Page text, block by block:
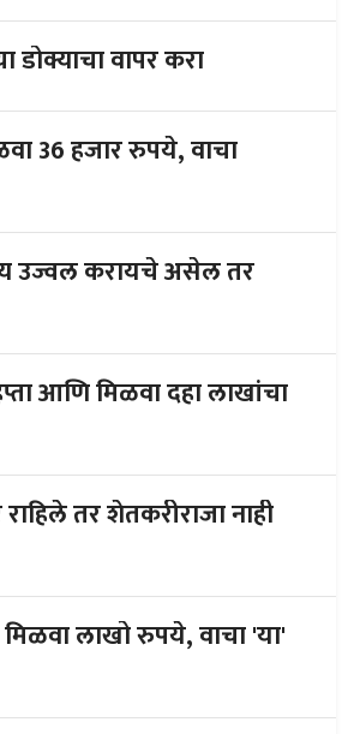
शेती करायची आहे ना! तर मग शेती या क्षेत्रात स्वत:च्या डोक्याचा वापर करा
36 हजार रुपये, वाचा
उज्वल करायचे असेल तर
आणि मिळवा दहा लाखांचा
तर शेतकरीराजा नाही
लाखो रुपये, वाचा 'या'